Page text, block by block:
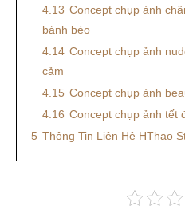
4.13 Concept chụp ảnh
bánh bèo
4.14 Concept chụp ảnh
cảm
4.15 Concept chụp ảnh
4.16 Concept chụp ảnh tết
5 Thông Tin Liên Hệ HThao